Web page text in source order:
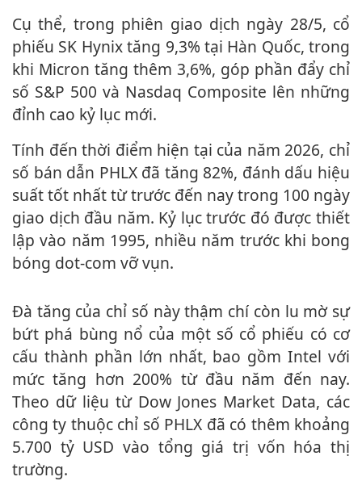
Cụ thể, trong phiên giao dịch ngày 28/5, cổ
phiếu SK Hynix tăng 9,3% tại Hàn Quốc, trong
khi Micron tăng thêm 3,6%, góp phần đẩy chỉ
số S&P 500 và Nasdaq Composite lên những
đỉnh cao kỷ lục mới.
Tính đến thời điểm hiện tại của năm 2026, chỉ
số bán dẫn PHLX đã tăng 82%, đánh dấu hiệu
suất tốt nhất từ trước đến nay trong 100 ngày
giao dịch đầu năm. Kỷ lục trước đó được thiết
lập vào năm 1995, nhiều năm trước khi bong
bóng dot-com vỡ vụn.
Đà tăng của chỉ số này thậm chí còn lu mờ sự
bứt phá bùng nổ của một số cổ phiếu có cơ
cấu thành phần lớn nhất, bao gồm Intel với
mức tăng hơn 200% từ đầu năm đến nay.
Theo dữ liệu từ Dow Jones Market Data, các
công ty thuộc chỉ số PHLX đã có thêm khoảng
5.700 tỷ USD vào tổng giá trị vốn hóa thị
trường.